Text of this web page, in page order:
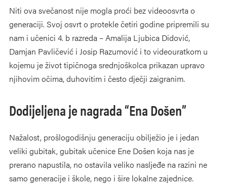
Niti ova svečanost nije mogla proći bez videoosvrta o
generaciji. Svoj osvrt o protekle četiri godine pripremili su
nam i učenici 4. b razreda – Amalija Ljubica Didović,
Damjan Pavličević i Josip Razumović i to videouratkom u
kojemu je život tipičnoga srednjoškolca prikazan upravo
njihovim očima, duhovitim i često dječji zaigranim.
Dodijeljena je nagrada “Ena Došen”
Nažalost, prošlogodišnju generaciju obilježio je i jedan
veliki gubitak, gubitak učenice Ene Došen koja nas je
prerano napustila, no ostavila veliko nasljeđe na razini ne
samo generacije i škole, nego i šire lokalne zajednice.